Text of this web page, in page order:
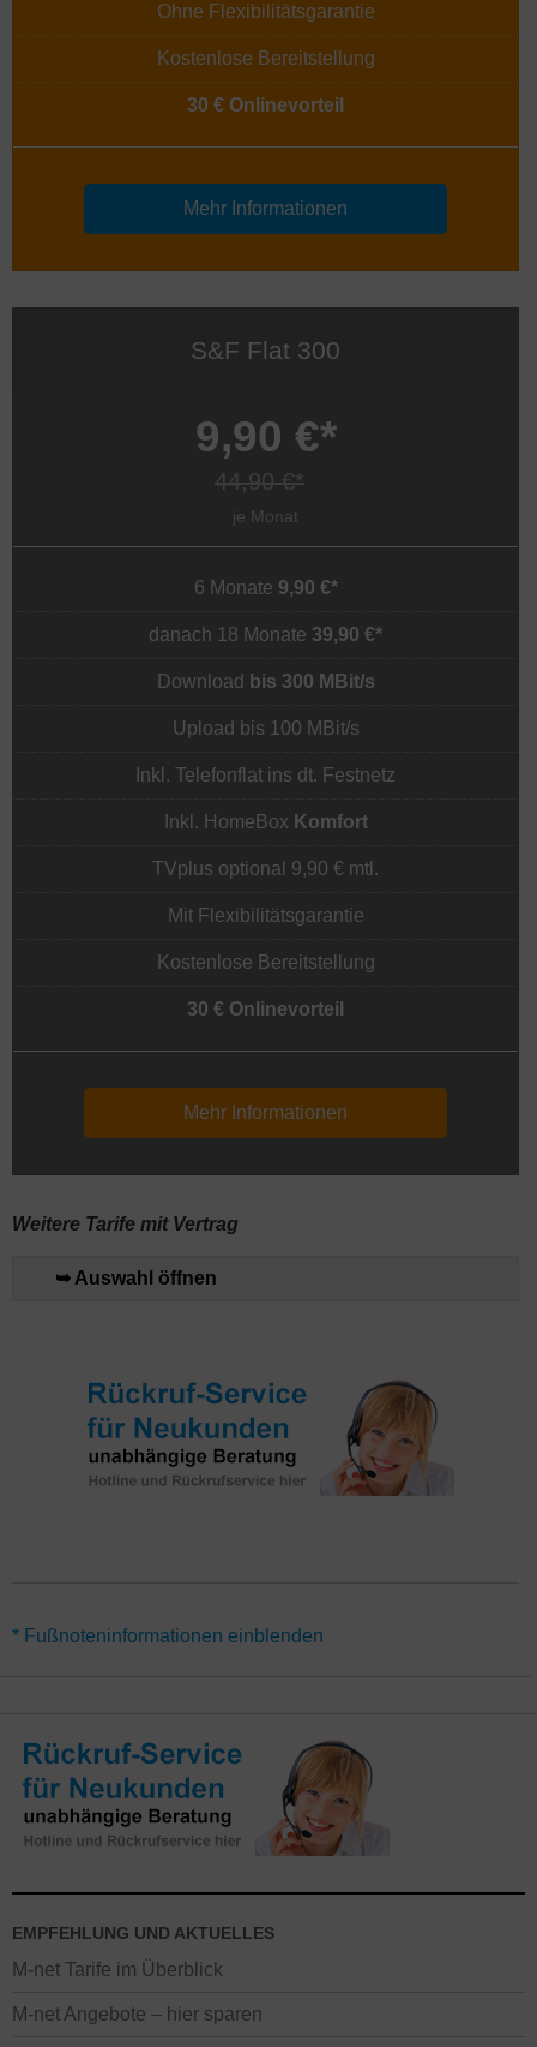
Ohne Flexibilitätsgarantie
Kostenlose Bereitstellung
30 € Onlinevorteil
Mehr Informationen
S&F Flat 300
9,90 €*
44,90 €*
je Monat
6 Monate 9,90 €*
danach 18 Monate 39,90 €*
Download bis 300 MBit/s
Upload bis 100 MBit/s
Inkl. Telefonflat ins dt. Festnetz
Inkl. HomeBox Komfort
TVplus optional 9,90 € mtl.
Mit Flexibilitätsgarantie
Kostenlose Bereitstellung
30 € Onlinevorteil
Mehr Informationen
Weitere Tarife mit Vertrag
➥ Auswahl öffnen
*Für alle Aktionen gilt eine Mindestvertragslaufzeit von 24
München, Augsburg, Erlangen und Würzburg. In den restlichen
Orten des M-net Ausbaugebietes gilt teilweise ein abweichender
Regio-Preis. Alle Neukunden-Aktionen mit Rabatten gelten nur,
wenn in den letzten 6 Monaten kein M-net Breitband Internet
Shops.
* Fußnoteninformationen einblenden
EMPFEHLUNG UND AKTUELLES
M-net Tarife im Überblick
M-net Angebote – hier sparen